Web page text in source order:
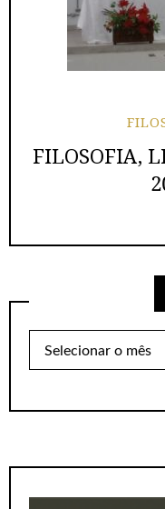
FILOSOFIA,
Arquivos